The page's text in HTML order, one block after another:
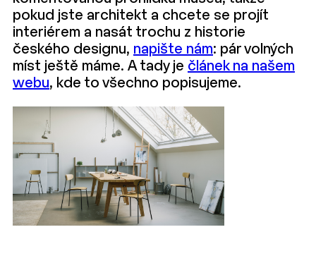
pokud jste architekt a chcete se projít
interiérem a nasát trochu z historie
českého designu, napište nám: pár volných
míst ještě máme. A tady je článek na našem
webu, kde to všechno popisujeme.